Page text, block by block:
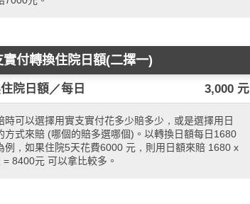
實付轉換住院日額(二擇一)
院日額／每日 3,000 元
時可以選擇用實支實付花多少賠多少，或是選擇用日
方式來賠 (哪個的賠多選哪個)。以轉換日額每日1680
例，如果住院5天花費6000 元，則用日額來賠 1680 x
= 8400元 可以拿比較多。